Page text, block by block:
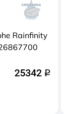
Rainfinity
25342 q